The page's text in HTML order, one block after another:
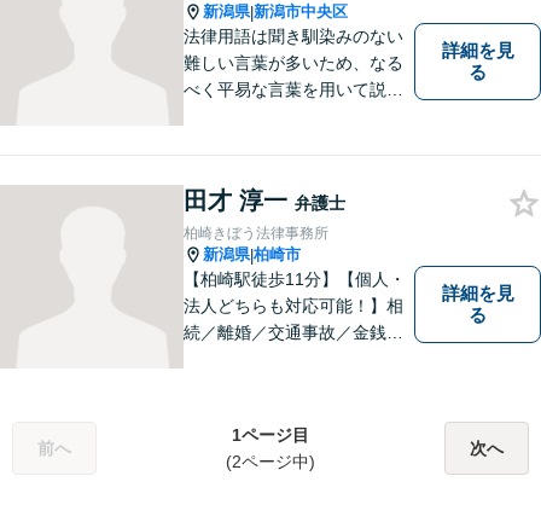
新潟県|新潟市中央区
法律用語は聞き馴染みのない
難しい言葉が多いため、なる
べく平易な言葉を用いて説明
す。 お困りごとがある方は、
ぜひご相談ください。
詳細を見
る
田才 淳一 弁護士
柏崎きぼう法律事務所
新潟県|柏崎市
【柏崎駅徒歩11分】【個人・
法人どちらも対応可能！】相
続／離婚／交通事故／金銭ト
し、元の生活に戻っていただ
けるよう尽力します。【地域
詳細を見
る
前へ
1ページ目
(2ページ中)
次へ